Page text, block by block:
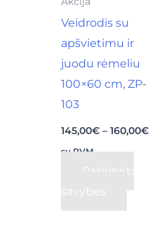
Veidrodis su
apšvietimu ir
juodu rėmeliu
100×60 cm, ZP-
103
145,00€ – 160,00€
su PVM
Pasirinkti
savybes
chosen
on
the